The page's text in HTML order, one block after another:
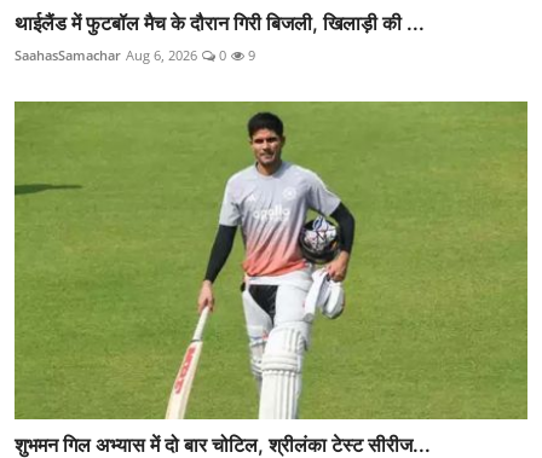
थाईलैंड में फुटबॉल मैच के दौरान गिरी बिजली, खिलाड़ी की ...
SaahasSamachar Aug 6, 2026 0 9
शुभमन गिल अभ्यास में दो बार चोटिल, श्रीलंका टेस्ट सीरीज...